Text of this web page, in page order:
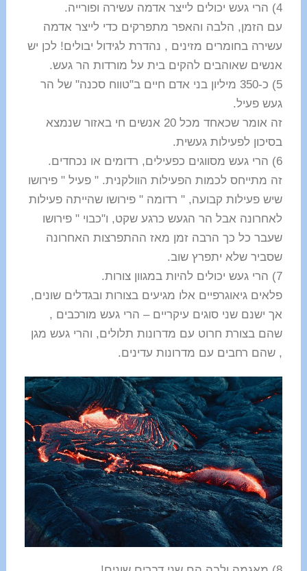
4) הרי געש יכולים לייצר אדמה עשירה ופורייה.
עם הזמן, הלבה והאפר מתפרקים כדי לייצר אדמה
עשירה בחומרים מזינים , נהדרת לגידול יבולים! לכן יש
אנשים שאוהבים להקים בית על מורדות הר געש.
5) כ-350 מיליון בני אדם חיים ב"טווח סכנה" של הר
געש פעיל.
זה אומר שכאחד מכל 20 אנשים חי באזור שנמצא
בסיכון לפעילות געשית.
6) הרי געש מסווגים כפעילים, רדומים או נכחדים.
זה מתייחס לכמות הפעילות הוולקנית. " פעיל " פירושו
שיש פעילות קבועה, " רדומה " פירושו שהייתה פעילות
לאחרונה אבל הר הגעש כרגע שקט, ו"כבוי " פירושו
שעבר כל כך הרבה זמן מאז ההתפרצות האחרונה
שסביר שלא יתפרץ שוב.
7) הרי געש יכולים להיות במגוון צורות.
פלאים גיאוגרפיים אלו מגיעים בצורות ובגדלים שונים,
אך ישנם שני סוגים עיקריים – הרי געש מורכבים ,
שהם בצורת חרוט עם מדרונות תלולים, והרי געש מגן
, שהם רחבים עם מדרונות עדינים.